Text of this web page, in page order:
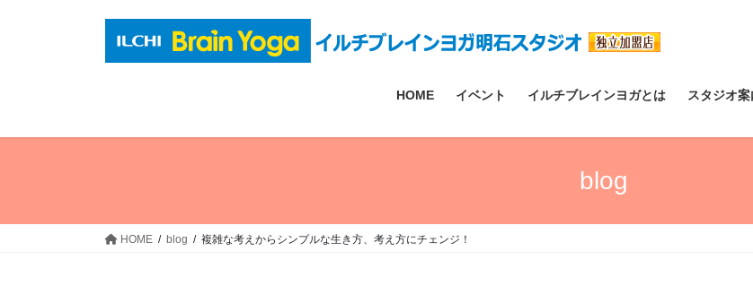
ス
ン
HOME イベント イルチブレインヨガとは スタジオ
blog
HOME blog 複雑な考えからシンプルな生き方、考え方にチェンジ！